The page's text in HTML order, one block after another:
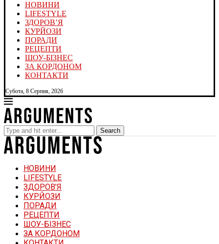
НОВИНИ
LIFESTYLE
ЗДОРОВ’Я
КУРЙОЗИ
ПОРАДИ
РЕЦЕПТИ
ШОУ-БІЗНЕС
ЗА КОРДОНОМ
КОНТАКТИ
Субота, 8 Серпня, 2026
Search
НОВИНИ
LIFESTYLE
ЗДОРОВ’Я
КУРЙОЗИ
ПОРАДИ
РЕЦЕПТИ
ШОУ-БІЗНЕС
ЗА КОРДОНОМ